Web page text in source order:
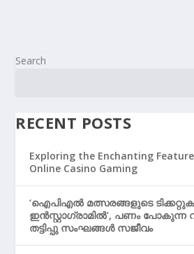
Search
RECENT POSTS
Exploring the Enchanting
Online Casino Gaming
‘ഐപിഎൽ മത്സരങ്ങളുടെ
ഇൻസ്റ്റാഗ്രാമിൽ’, പണം പോകുന്ന
തട്ടിപ്പു സംഘങ്ങൾ സജീവം